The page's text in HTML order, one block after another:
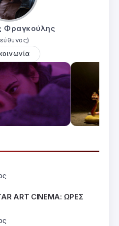
Φραγκούλης
ART CINEMA: ΩΡΕΣ